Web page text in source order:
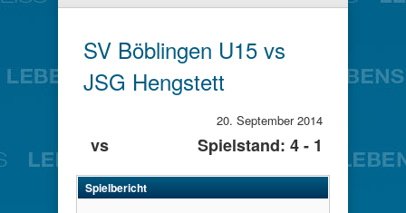
SV Böblingen U15 vs
JSG Hengstett
vs
20. September 2014
Spielstand: 4 - 1
Spielbericht